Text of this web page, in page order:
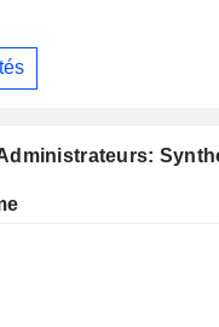
Age